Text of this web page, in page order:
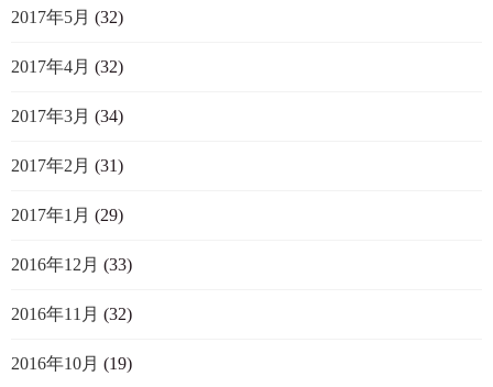
2017年5月 (32)
2017年4月 (32)
2017年3月 (34)
2017年2月 (31)
2017年1月 (29)
2016年12月 (33)
2016年11月 (32)
2016年10月 (19)